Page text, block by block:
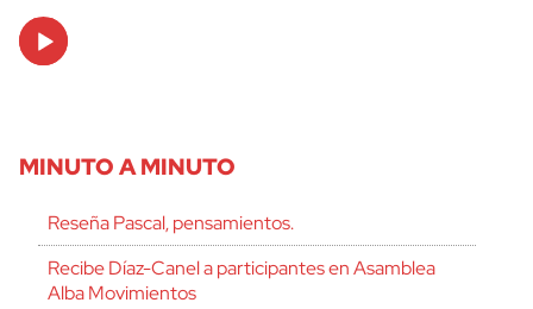
Audio
Player
MINUTO A MINUTO
Reseña Pascal, pensamientos.
Recibe Díaz-Canel a participantes en Asamblea
Alba Movimientos